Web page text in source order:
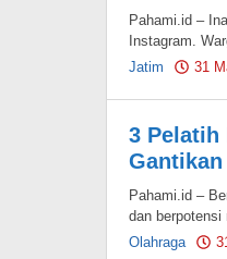
Pahami.id –
Instagram.
Jatim
31
3 Pelatih
Pahami.id –
dan berpotensi
Olahraga